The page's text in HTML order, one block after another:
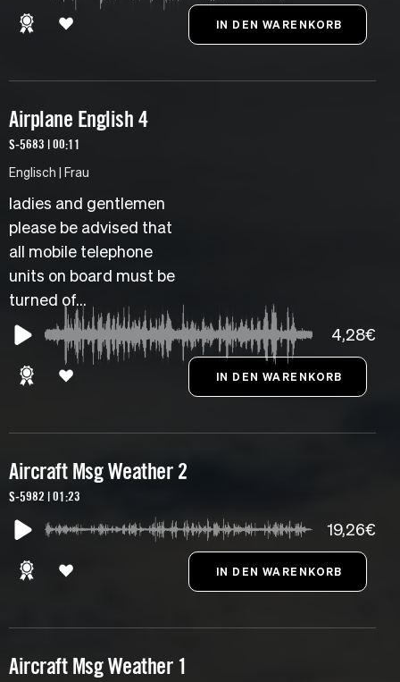
Airplane English 4
S-5683 | 00:11
Englisch | Frau
ladies and gentlemen
please be advised that
all mobile telephone
units on board must be
turned of...
4,28€
Aircraft Msg Weather 2
S-5982 | 01:23
19,26€
Aircraft Msg Weather 1